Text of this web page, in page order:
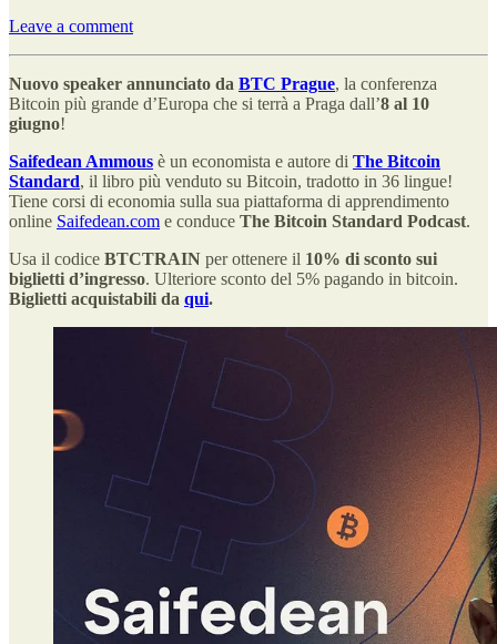
Leave a comment
Nuovo speaker annunciato da BTC Prague, la conferenza
Bitcoin più grande d’Europa che si terrà a Praga dall’8 al 10
giugno!
Saifedean Ammous è un economista e autore di The Bitcoin
Standard, il libro più venduto su Bitcoin, tradotto in 36 lingue!
Tiene corsi di economia sulla sua piattaforma di apprendimento
online Saifedean.com e conduce The Bitcoin Standard Podcast.
Usa il codice BTCTRAIN per ottenere il 10% di sconto sui
biglietti d’ingresso. Ulteriore sconto del 5% pagando in bitcoin.
Biglietti acquistabili da qui.